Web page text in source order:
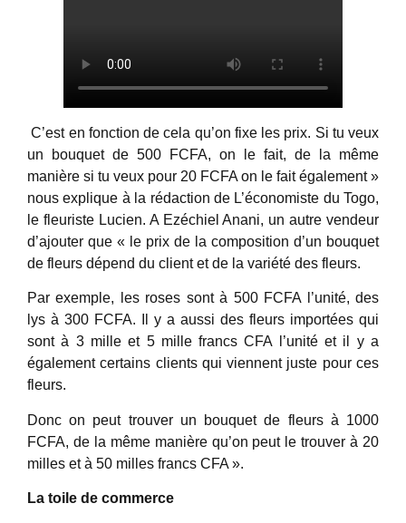
C’est en fonction de cela qu’on fixe les prix. Si tu veux
un bouquet de 500 FCFA, on le fait, de la même
manière si tu veux pour 20 FCFA on le fait également »
nous explique à la rédaction de L’économiste du Togo,
le fleuriste Lucien. A Ezéchiel Anani, un autre vendeur
d’ajouter que « le prix de la composition d’un bouquet
de fleurs dépend du client et de la variété des fleurs.
Par exemple, les roses sont à 500 FCFA l’unité, des
lys à 300 FCFA. Il y a aussi des fleurs importées qui
sont à 3 mille et 5 mille francs CFA l’unité et il y a
également certains clients qui viennent juste pour ces
fleurs.
Donc on peut trouver un bouquet de fleurs à 1000
FCFA, de la même manière qu’on peut le trouver à 20
milles et à 50 milles francs CFA ».
La toile de commerce